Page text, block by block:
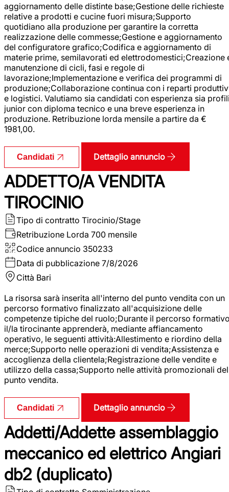
aggiornamento delle distinte base;Gestione delle richieste
relative a prodotti e cucine fuori misura;Supporto
quotidiano alla produzione per garantire la corretta
realizzazione delle commesse;Gestione e aggiornamento
del configuratore grafico;Codifica e aggiornamento di
materie prime, semilavorati ed elettrodomestici;Creazione
manutenzione di cicli, fasi e regole di
lavorazione;Implementazione e verifica dei programmi di
produzione;Collaborazione continua con i reparti
e logistici. Valutiamo sia candidati con esperienza sia
junior con diploma tecnico e una breve esperienza in
produzione. Retribuzione lorda mensile a partire da €
1981,00.
Candidati Dettaglio annuncio
ADDETTO/A VENDITA
TIROCINIO
Tipo di contratto Tirocinio/Stage
Retribuzione Lorda 700 mensile
Codice annuncio 350233
Data di pubblicazione 7/8/2026
Città Bari
La risorsa sarà inserita all'interno del punto vendita con un
percorso formativo finalizzato all'acquisizione delle
competenze tipiche del ruolo;Durante il percorso
il/la tirocinante apprenderà, mediante affiancamento
operativo, le seguenti attività:Allestimento e riordino della
merce;Supporto nelle operazioni di vendita;Assistenza e
accoglienza della clientela;Registrazione delle vendite e
utilizzo della cassa;Supporto nelle attività promozionali del
punto vendita.
Candidati Dettaglio annuncio
Addetti/Addette assemblaggio
meccanico ed elettrico Angiari
db2 (duplicato)